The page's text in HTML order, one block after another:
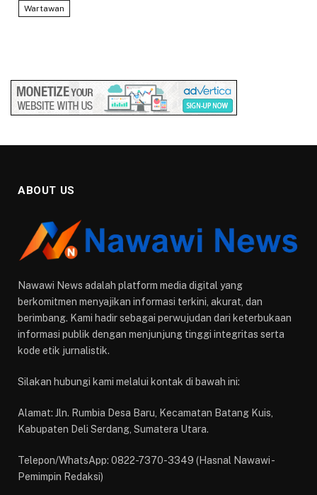
Wartawan
ABOUT US
Nawawi News adalah platform media digital yang
berkomitmen menyajikan informasi terkini, akurat, dan
berimbang. Kami hadir sebagai perwujudan dari keterbukaan
informasi publik dengan menjunjung tinggi integritas serta
kode etik jurnalistik.
Silakan hubungi kami melalui kontak di bawah ini:
Alamat: Jln. Rumbia Desa Baru, Kecamatan Batang Kuis,
Kabupaten Deli Serdang, Sumatera Utara.
Telepon/WhatsApp: 0822-7370-3349 (Hasnal Nawawi -
Pemimpin Redaksi)